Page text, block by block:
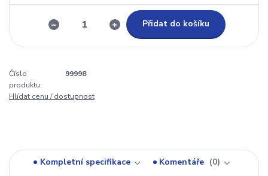
Přidat do košíku
Číslo
produktu:
99998
Hlídat cenu / dostupnost
Kompletní specifikace Komentáře
0